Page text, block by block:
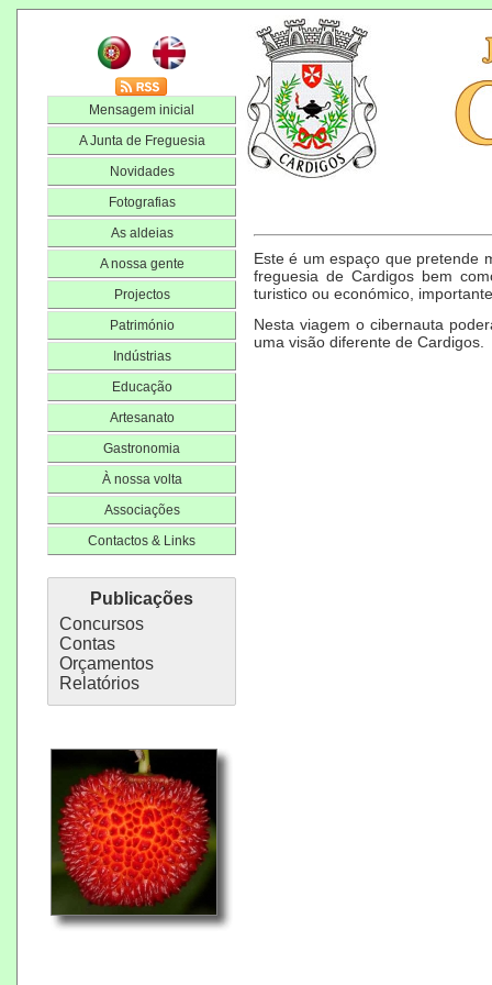
Mensagem inicial
A Junta de Freguesia
Novidades
Fotografias
As aldeias
A nossa gente
Projectos
Património
Indústrias
Educação
Artesanato
Gastronomia
À nossa volta
Associações
Contactos & Links
Publicações
Concursos
Contas
Orçamentos
Relatórios
Este é um espaço que pretende
freguesia de Cardigos bem
turistico ou económico,
Nesta viagem o cibernauta
uma visão diferente de Cardigos.